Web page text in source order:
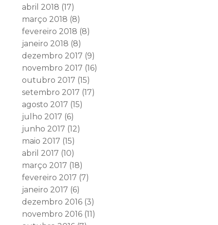
abril 2018 (17)
março 2018 (8)
fevereiro 2018 (8)
janeiro 2018 (8)
dezembro 2017 (9)
novembro 2017 (16)
outubro 2017 (15)
setembro 2017 (17)
agosto 2017 (15)
julho 2017 (6)
junho 2017 (12)
maio 2017 (15)
abril 2017 (10)
março 2017 (18)
fevereiro 2017 (7)
janeiro 2017 (6)
dezembro 2016(3)
novembro 2016(11)